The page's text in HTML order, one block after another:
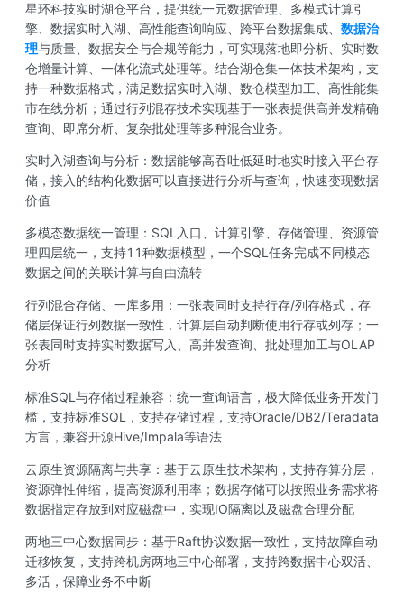
星环科技实时湖仓平台，提供统一元数据管理、多模式计算引
擎、数据实时入湖、高性能查询响应、跨平台数据集成、 数据治
理与质量、数据安全与合规等能力，可实现落地即分析、实时数
仓增量计算、一体化流式处理等。结合湖仓集一体技术架构，支
持一种数据格式，满足数据实时入湖、数仓模型加工、高性能集
市在线分析；通过行列混存技术实现基于一张表提供高并发精确
查询、即席分析、复杂批处理等多种混合业务。
实时入湖查询与分析：数据能够高吞吐低延时地实时接入平台存
储，接入的结构化数据可以直接进行分析与查询，快速变现数据
价值
多模态数据统一管理：SQL入口、计算引擎、存储管理、资源管
理四层统一，支持11种数据模型，一个SQL任务完成不同模态
数据之间的关联计算与自由流转
行列混合存储、一库多用：一张表同时支持行存/列存格式，存
储层保证行列数据一致性，计算层自动判断使用行存或列存；一
张表同时支持实时数据写入、高并发查询、批处理加工与OLAP
分析
标准SQL与存储过程兼容：统一查询语言，极大降低业务开发门
槛，支持标准SQL，支持存储过程，支持Oracle/DB2/Teradata
方言，兼容开源Hive/Impala等语法
云原生资源隔离与共享：基于云原生技术架构，支持存算分层，
资源弹性伸缩，提高资源利用率；数据存储可以按照业务需求将
数据指定存放到对应磁盘中，实现IO隔离以及磁盘合理分配
两地三中心数据同步：基于Raft协议数据一致性，支持故障自动
迁移恢复，支持跨机房两地三中心部署，支持跨数据中心双活、
多活，保障业务不中断